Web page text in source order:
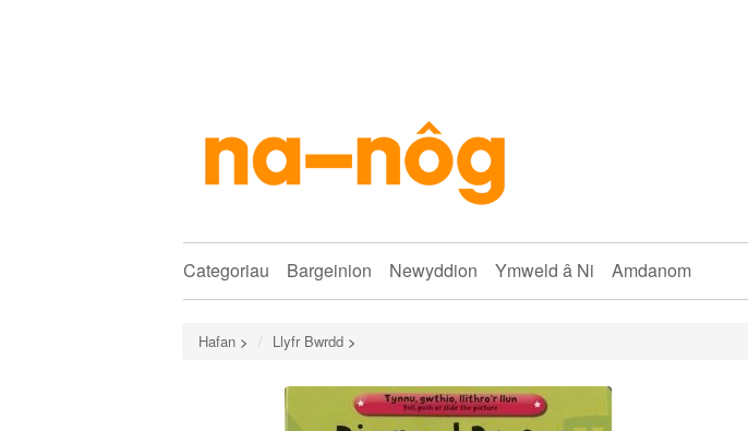
Categoriau Bargeinion Newyddion Ymweld â Ni Amdanom
Hafan > Llyfr Bwrdd >